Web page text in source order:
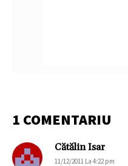
1 COMENTARIU
Cătălin Isar
11/12/2011 La 4:22 pm